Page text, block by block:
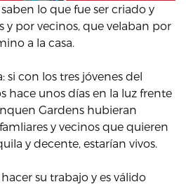
lo que fue ser criado y
por vecinos, que velaban por
a la casa.
si con los tres jóvenes del
hace unos días en la luz frente
Gardens hubieran
y vecinos que quieren
y decente, estarían vivos.
su trabajo y es válido